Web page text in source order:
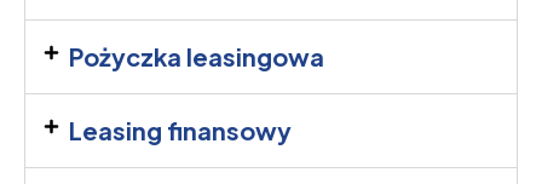
Pożyczka leasingowa
Leasing finansowy